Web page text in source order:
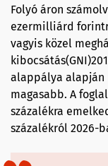
Folyó áron
ezermilliárd
vagyis közel
alappálya alapján
magasabb. A
százalékra
százalékról 2026-